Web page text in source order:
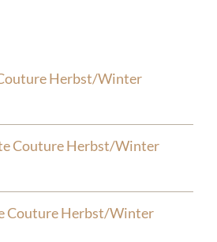
Herbst/Winter
Couture Herbst/Winter
Couture Herbst/Winter